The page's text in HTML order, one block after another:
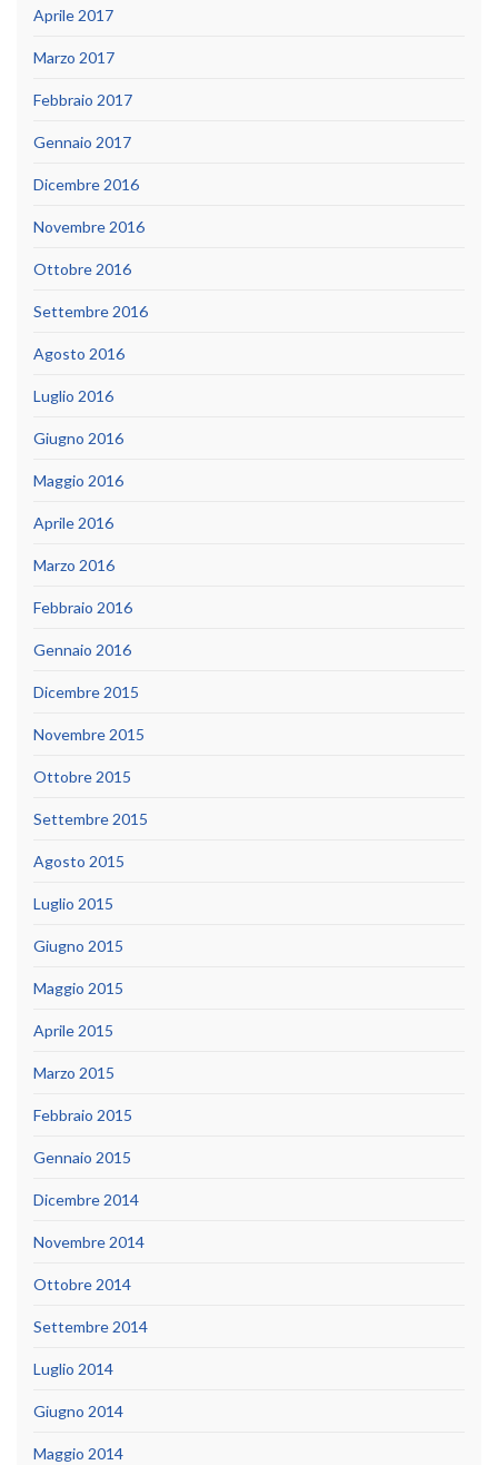
Aprile 2017
Marzo 2017
Febbraio 2017
Gennaio 2017
Dicembre 2016
Novembre 2016
Ottobre 2016
Settembre 2016
Agosto 2016
Luglio 2016
Giugno 2016
Maggio 2016
Aprile 2016
Marzo 2016
Febbraio 2016
Gennaio 2016
Dicembre 2015
Novembre 2015
Ottobre 2015
Settembre 2015
Agosto 2015
Luglio 2015
Giugno 2015
Maggio 2015
Aprile 2015
Marzo 2015
Febbraio 2015
Gennaio 2015
Dicembre 2014
Novembre 2014
Ottobre 2014
Settembre 2014
Luglio 2014
Giugno 2014
Maggio 2014